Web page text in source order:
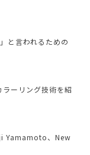
と言われるための
ーリング技術を紹
Yamamoto、New